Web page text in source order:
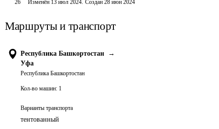
26 Изменён 13 июл 2024. Создан 28 июн 2024
Маршруты и транспорт
Республика Башкортостан
→
Уфа
Республика Башкортостан
Кол-во машин: 1
Варианты транспорта
тентованный